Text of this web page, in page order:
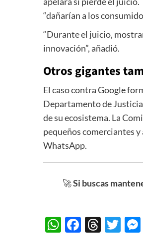
“dañarían a los
“Durante el juicio,
innovación”, añadió.
Otros gigantes
El caso contra Google
Departamento de
de su ecosistema. La
pequeños comerciantes
WhatsApp.
🚀Si buscas
WhatsApp